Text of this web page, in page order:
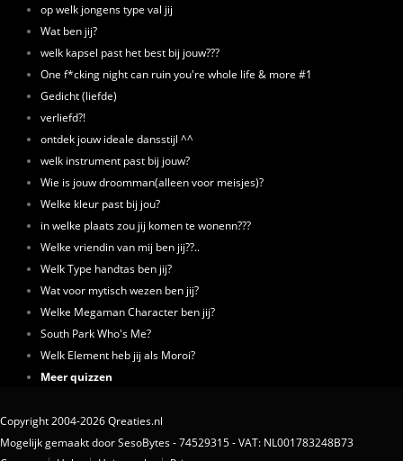
op welk jongens type val jij
Wat ben jij?
welk kapsel past het best bij jouw???
One f*cking night can ruin you're whole life & more #1
Gedicht (liefde)
verliefd?!
ontdek jouw ideale dansstijl ^^
welk instrument past bij jouw?
Wie is jouw droomman(alleen voor meisjes)?
Welke kleur past bij jou?
in welke plaats zou jij komen te wonenn???
Welke vriendin van mij ben jij??..
Welk Type handtas ben jij?
Wat voor mytisch wezen ben jij?
Welke Megaman Character ben jij?
South Park Who's Me?
Welk Element heb jij als Moroi?
Meer quizzen
Copyright 2004-2026 Qreaties.nl
Mogelijk gemaakt door SesoBytes - 74529315 - VAT: NL001783248B73